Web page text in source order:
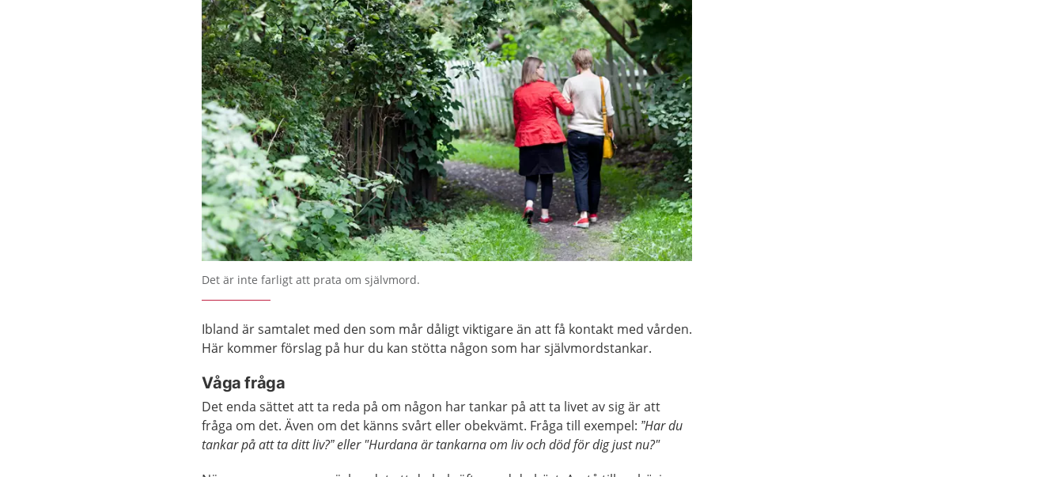
Det är inte farligt att prata om självmord.
Ibland är samtalet med den som mår dåligt viktigare än att få kontakt med vården.
Här kommer förslag på hur du kan stötta någon som har självmordstankar.
Våga fråga
Det enda sättet att ta reda på om någon har tankar på att ta livet av sig är att
fråga om det. Även om det känns svårt eller obekvämt. Fråga till exempel: ”Har du
tankar på att ta ditt liv?” eller "Hurdana är tankarna om liv och död för dig just nu?"